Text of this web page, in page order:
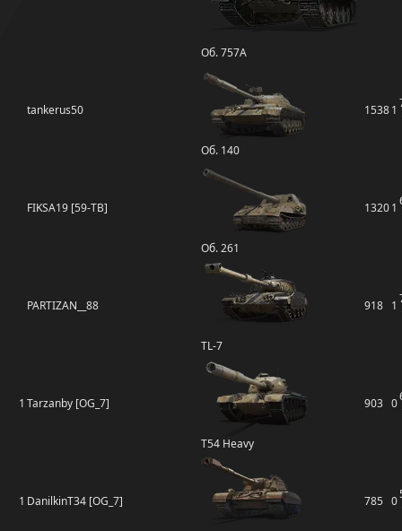
Об. 757А
tankerus50
Об. 140
15381
FIKSA19 [59-TB]
Об. 261
13201
PARTIZAN__88
TL-7
918 1
1 Tarzanby [OG_7]
T54 Heavy
903 0
1 DanilkinT34 [OG_7] 785 0